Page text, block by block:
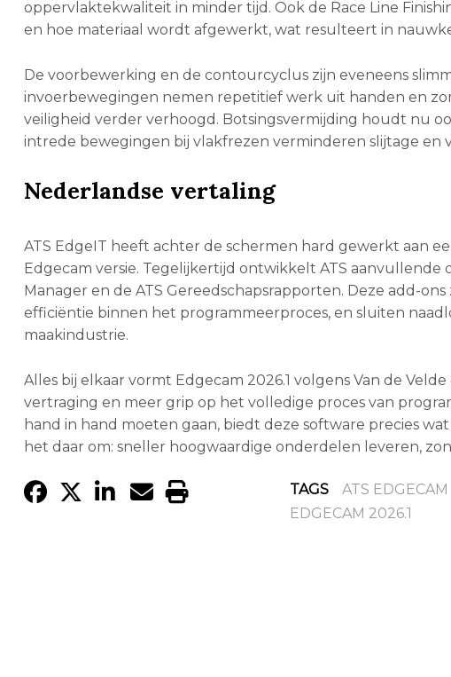
oppervlaktekwaliteit in minder tijd. Ook de Race Line
en hoe materiaal wordt afgewerkt, wat resulteert in
De voorbewerking en de contourcyclus zijn eveneens
invoerbewegingen nemen repetitief werk uit handen en
veiligheid verder verhoogd. Botsingsvermijding houdt nu
intrede bewegingen bij vlakfrezen verminderen slijtage en
Nederlandse vertaling
ATS EdgeIT heeft achter de schermen hard gewerkt aan
Edgecam versie. Tegelijkertijd ontwikkelt ATS
Manager en de ATS Gereedschapsrapporten. Deze add-
efficiëntie binnen het programmeerproces, en sluiten
maakindustrie.
Alles bij elkaar vormt Edgecam 2026.1 volgens Van de
vertraging en meer grip op het volledige proces van
hand in hand moeten gaan, biedt deze software precies
het daar om: sneller hoogwaardige onderdelen leveren,
TAGS ATS EDGECAM
EDGECAM 2026.1